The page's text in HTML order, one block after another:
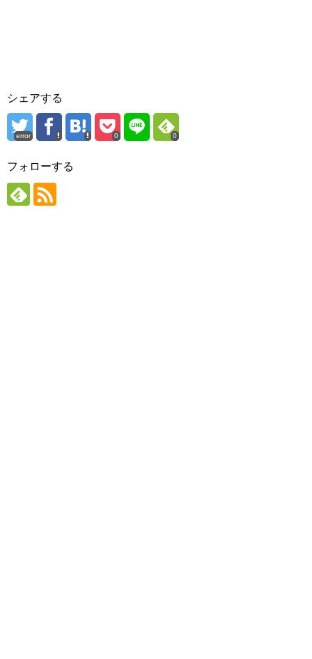
シェアする
error 0 0
フォローする